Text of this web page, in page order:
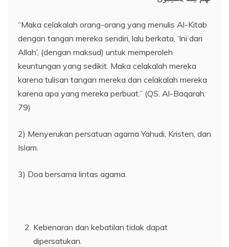
“Maka celakalah orang-orang yang menulis Al-Kitab
dengan tangan mereka sendiri, lalu berkata, ‘Ini dari
Allah’, (dengan maksud) untuk memperoleh
keuntungan yang sedikit. Maka celakalah mereka
karena tulisan tangan mereka dan celakalah mereka
karena apa yang mereka perbuat.” (QS. Al-Baqarah:
79)
2) Menyerukan persatuan agama Yahudi, Kristen, dan
Islam.
3) Doa bersama lintas agama.
Kebenaran dan kebatilan tidak dapat
dipersatukan.